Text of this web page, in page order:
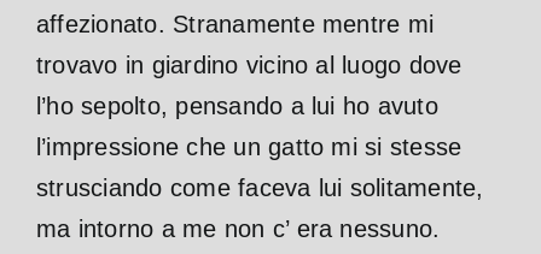
affezionato. Stranamente mentre mi
trovavo in giardino vicino al luogo dove
l’ho sepolto, pensando a lui ho avuto
l’impressione che un gatto mi si stesse
strusciando come faceva lui solitamente,
ma intorno a me non c’ era nessuno.